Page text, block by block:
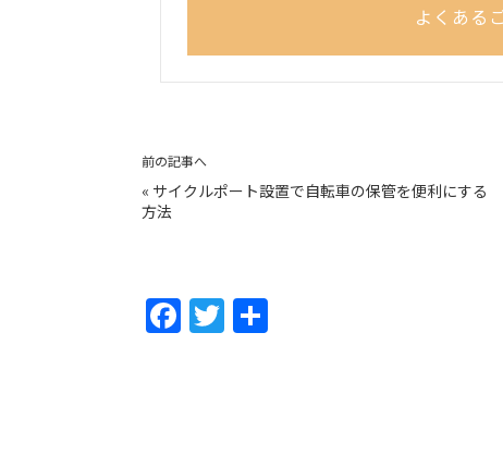
よくある
前の記事へ
« サイクルポート設置で自転車の保管を便利にする
方法
F T